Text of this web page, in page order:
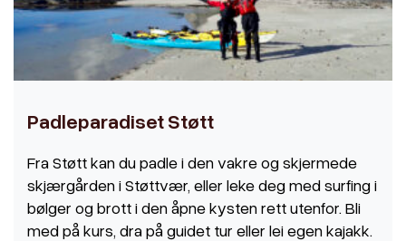
Padleparadiset Støtt
Fra Støtt kan du padle i den vakre og skjermede
skjærgården i Støttvær, eller leke deg med surfing i
bølger og brott i den åpne kysten rett utenfor. Bli
med på kurs, dra på guidet tur eller lei egen kajakk.